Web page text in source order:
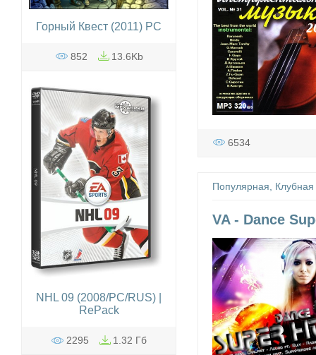
6534
Популярная, Клубная
VA - Dance
Горный Квест (2011) PC
852 13.6Kb
NHL 09 (2008/PC/RUS) |
RePack
2295 1.32 Гб